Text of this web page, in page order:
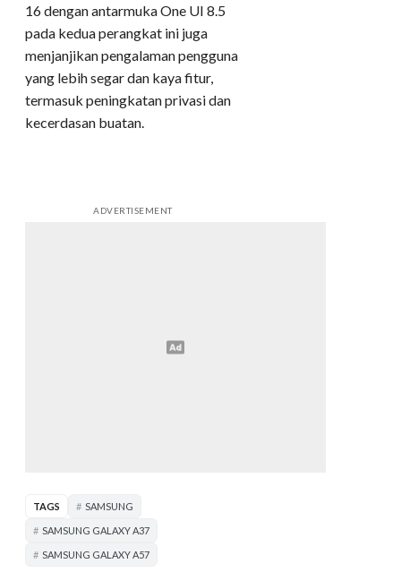
16 dengan antarmuka One UI 8.5
pada kedua perangkat ini juga
menjanjikan pengalaman pengguna
yang lebih segar dan kaya fitur,
termasuk peningkatan privasi dan
kecerdasan buatan.
ADVERTISEMENT
TAGS SAMSUNG
SAMSUNG GALAXY A37
SAMSUNG GALAXY A57